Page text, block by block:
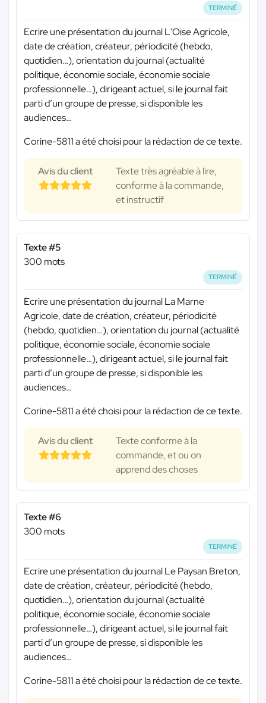
TERMINÉ
Ecrire une présentation du journal L'Oise Agricole,
date de création, créateur, périodicité (hebdo,
quotidien…), orientation du journal (actualité
politique, économie sociale, économie sociale
professionnelle…), dirigeant actuel, si le journal fait
parti d’un groupe de presse, si disponible les
audiences…
Corine-5811 a été choisi pour la rédaction de ce texte.
Avis du client
Texte très agréable à lire,
conforme à la commande,
et instructif
Texte #5
300 mots
TERMINÉ
Ecrire une présentation du journal La Marne
Agricole, date de création, créateur, périodicité
(hebdo, quotidien…), orientation du journal (actualité
politique, économie sociale, économie sociale
professionnelle…), dirigeant actuel, si le journal fait
parti d’un groupe de presse, si disponible les
audiences…
Corine-5811 a été choisi pour la rédaction de ce texte.
Avis du client
Texte conforme à la
commande, et ou on
apprend des choses
Texte #6
300 mots
TERMINÉ
Ecrire une présentation du journal Le Paysan Breton,
date de création, créateur, périodicité (hebdo,
quotidien…), orientation du journal (actualité
politique, économie sociale, économie sociale
professionnelle…), dirigeant actuel, si le journal fait
parti d’un groupe de presse, si disponible les
audiences…
Corine-5811 a été choisi pour la rédaction de ce texte.